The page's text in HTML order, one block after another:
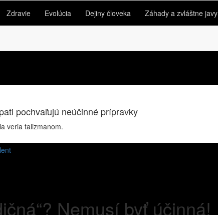
Zdravie Evolúcia Dejiny človeka Záhady a zvláštne javy
pochvaľujú neúčinné prípravky
veria talizmanom.
Nemusí byť účinná!